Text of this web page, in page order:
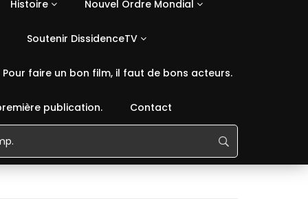
Histoire Nouvel Ordre Mondial
Soutenir DissidenceTV
Pour faire un bon film, il faut de bons acteurs.
publication. Contact